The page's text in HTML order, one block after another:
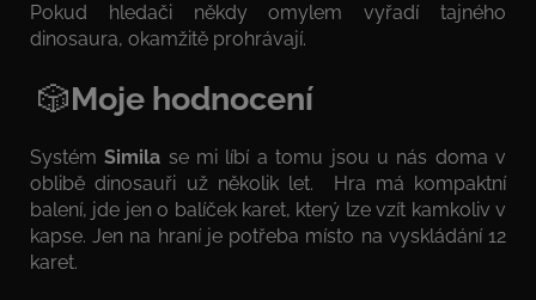
Pokud hledači někdy omylem vyřadí tajného
dinosaura, okamžitě prohrávají.
🎲Moje hodnocení
Systém Simila se mi líbí a tomu jsou u nás doma v
oblibě dinosauři už několik let. Hra má kompaktní
balení, jde jen o balíček karet, který lze vzít kamkoliv v
kapse. Jen na hraní je potřeba místo na vyskládání 12
karet.